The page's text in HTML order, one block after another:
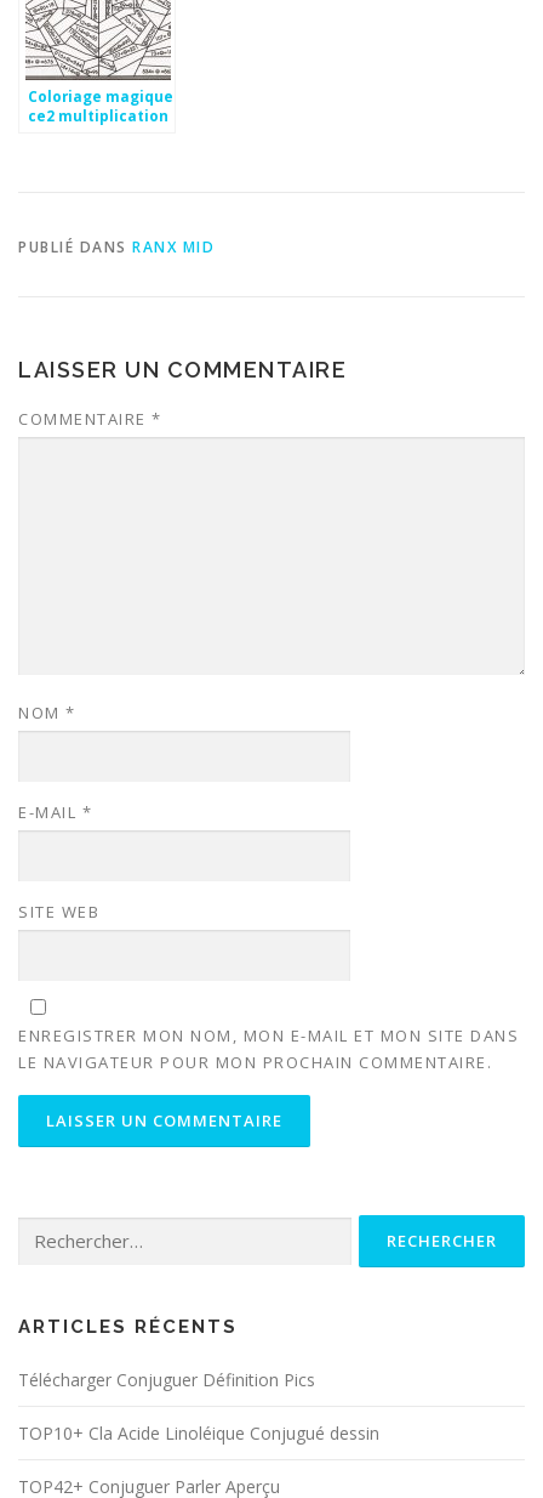
Coloriage magique
ce2 multiplication
PUBLIÉ DANS RANX MID
LAISSER UN COMMENTAIRE
COMMENTAIRE *
NOM *
E-MAIL *
SITE WEB
ENREGISTRER MON NOM, MON E-MAIL ET MON SITE DANS
LE NAVIGATEUR POUR MON PROCHAIN COMMENTAIRE.
ARTICLES RÉCENTS
Télécharger Conjuguer Définition Pics
TOP10+ Cla Acide Linoléique Conjugué dessin
TOP42+ Conjuguer Parler Aperçu